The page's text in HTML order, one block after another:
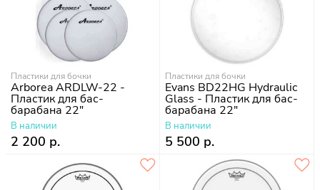
Пластики для бочки
Arborea ARDLW-22 -
Пластик для бас-
барабана 22"
В наличии
2 200 р.
Пластики для бочки
Evans BD22HG Hydraulic
Glass - Пластик для бас-
барабана 22"
В наличии
5 500 р.